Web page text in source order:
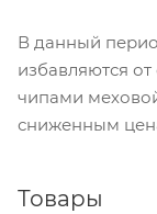
В данный
избавляются
чипами
сниженным
Товары